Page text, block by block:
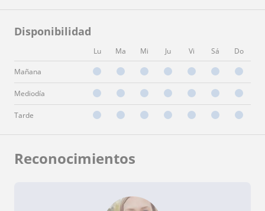
Disponibilidad
Lu Ma Mi Ju Vi Sá Do
Mañana
Mediodía
Tarde
Reconocimientos